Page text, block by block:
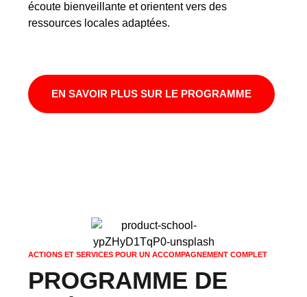
écoute bienveillante et orientent vers des
ressources locales adaptées.
EN SAVOIR PLUS SUR LE PROGRAMME
ACTIONS ET SERVICES POUR UN ACCOMPAGNEMENT COMPLET
PROGRAMME DE